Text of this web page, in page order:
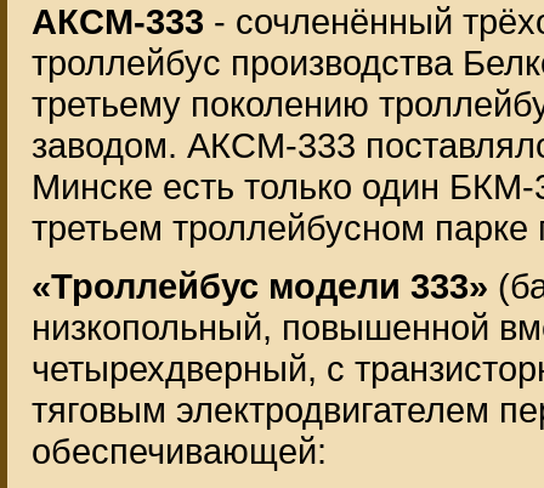
АКСМ-333 - сочленённый
троллейбус производства
третьему поколению
заводом. АКСМ-333
Минске есть только один
третьем троллейбусном
«Троллейбус модели 333»
низкопольный, повышенной
четырехдверный, с
тяговым электродвигателем
обеспечивающей: